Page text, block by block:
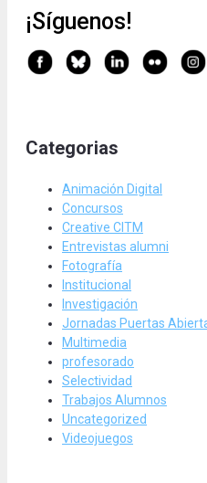
¡Síguenos!
Categorias
Animación Digital
Concursos
Creative CITM
Entrevistas alumni
Fotografía
Institucional
Investigación
Jornadas Puertas
Multimedia
profesorado
Selectividad
Trabajos Alumnos
Uncategorized
Videojuegos